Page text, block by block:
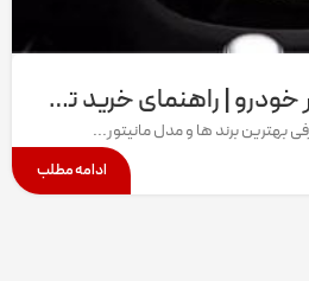
بهترین برند مانیتور خودرو | راهنمای خرید تخصصی ۱۴۰۴
بهترین برند ها و مدل مانیتور...
ادامه مطلب